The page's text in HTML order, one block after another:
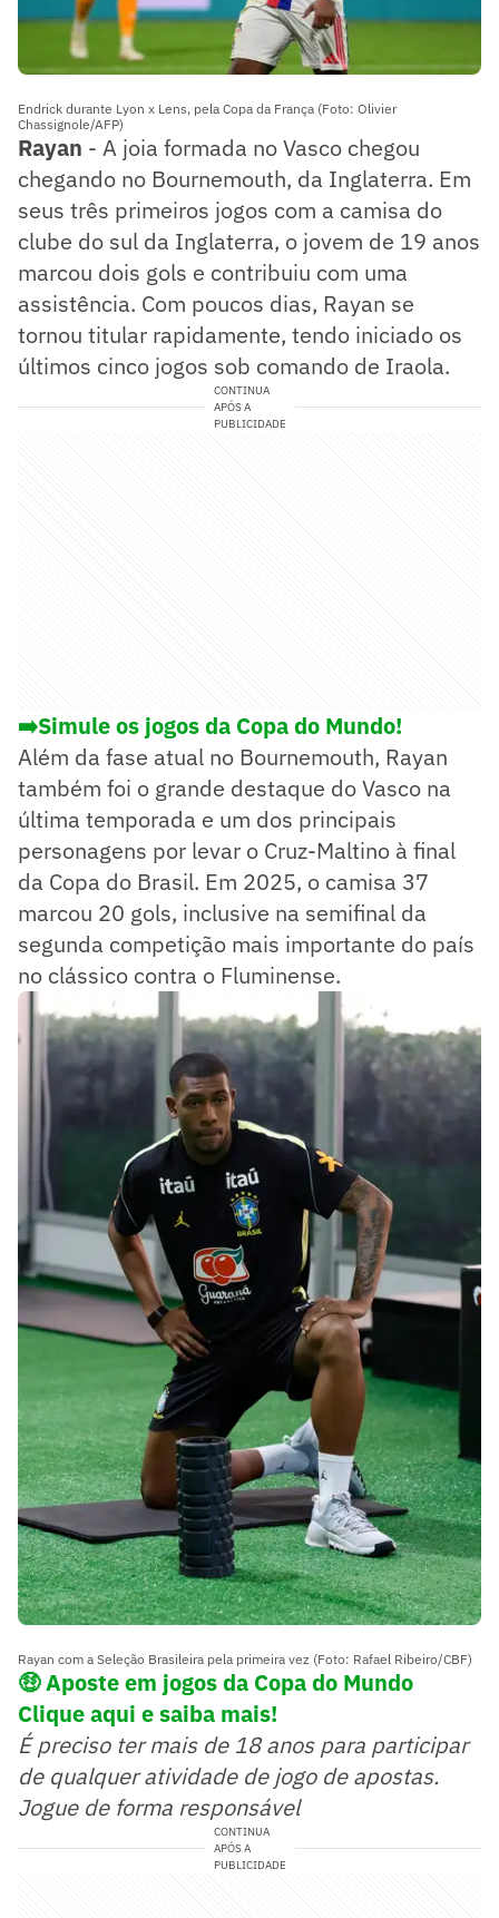
Endrick durante Lyon x Lens, pela Copa da França (Foto: Olivier
Chassignole/AFP)
Rayan - A joia formada no Vasco chegou
chegando no Bournemouth, da Inglaterra. Em
seus três primeiros jogos com a camisa do
clube do sul da Inglaterra, o jovem de 19 anos
marcou dois gols e contribuiu com uma
assistência. Com poucos dias, Rayan se
tornou titular rapidamente, tendo iniciado os
últimos cinco jogos sob comando de Iraola.
CONTINUA
APÓS A
PUBLICIDADE
➡️Simule os jogos da Copa do Mundo!
Além da fase atual no Bournemouth, Rayan
também foi o grande destaque do Vasco na
última temporada e um dos principais
personagens por levar o Cruz-Maltino à final
da Copa do Brasil. Em 2025, o camisa 37
marcou 20 gols, inclusive na semifinal da
segunda competição mais importante do país
no clássico contra o Fluminense.
Rayan com a Seleção Brasileira pela primeira vez (Foto: Rafael Ribeiro/CBF)
🤑Aposte em jogos da Copa do Mundo
Clique aqui e saiba mais!
É preciso ter mais de 18 anos para participar
de qualquer atividade de jogo de apostas.
Jogue de forma responsável
CONTINUA
APÓS A
PUBLICIDADE